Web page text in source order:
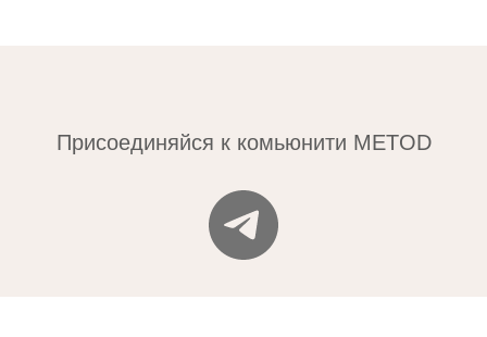
Присоединяйся к комьюнити METOD